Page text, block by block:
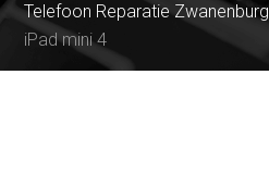
Telefoon Reparatie Zwanenburg
iPad mini 4